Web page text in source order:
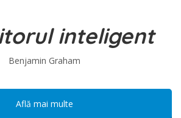
inteligent
Benjamin Graham
Află mai multe